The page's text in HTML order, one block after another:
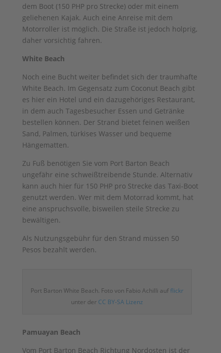
dem Boot (150 PHP pro Strecke) oder mit einem
geliehenen Kajak. Auch eine Anreise mit dem
Motorroller ist möglich. Die Straße ist jedoch holprig,
daher vorsichtig fahren.
White Beach
Noch eine Bucht weiter befindet sich der traumhafte
White Beach. Im Gegensatz zum Coconut Beach gibt
es hier ein Hotel und ein dazugehöriges Restaurant,
in dem auch Tagesbesucher Essen und Getränke
bestellen können. Der Strand bietet feinen weißen
Sand, Palmen, türkises Wasser und bequeme
Hängematten.
Zu Fuß benötigen Sie vom Port Barton Beach
ungefähr eine schweißtreibende Stunde. Alternativ
kann auch hier für 150 PHP pro Strecke das Taxi-Boot
genutzt werden. Wer mit dem Motorrad kommt, hat
eine anspruchsvolle, bisweilen steile Strecke zu
bewältigen.
Als Nutzungsgebühr für den Strand müssen 50
Pesos bezahlt werden.
Port Barton White Beach. Foto von Fabio Achilli aufflickr
unter der CC BY-SA Lizenz
Pamuayan Beach
Vom Port Barton Beach Richtung Nordosten ist der